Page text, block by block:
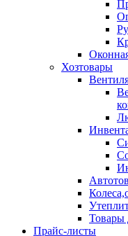
Хозтовары
Товары
Прайс-листы